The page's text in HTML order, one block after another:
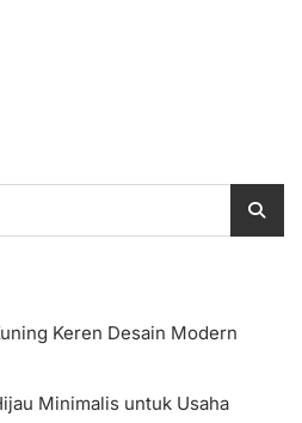
Keren Desain Modern
Minimalis untuk Usaha